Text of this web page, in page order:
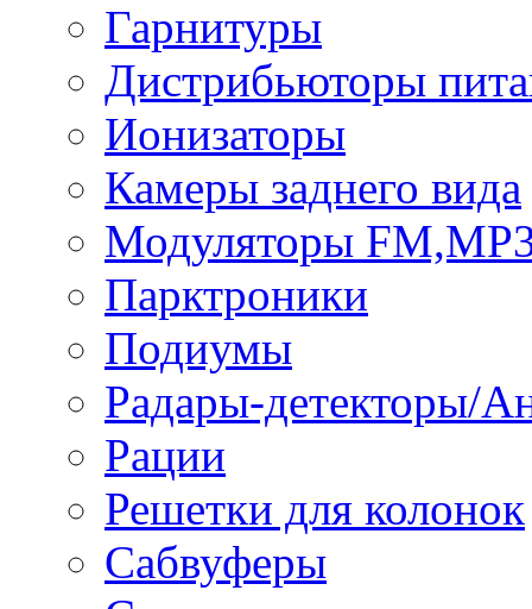
Гарнитуры
Дистрибьюторы
Ионизаторы
Камеры заднего вида
Модуляторы
Парктроники
Подиумы
Радары-детекторы/
Рации
Решетки для колонок
Сабвуферы